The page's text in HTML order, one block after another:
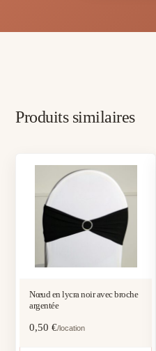
Produits similaires
Nœud en lycra noir avec broche
argentée
0,50€/location